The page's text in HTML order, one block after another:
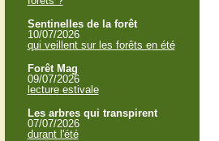
Sentinelles de la forêt
10/07/2026
qui veillent sur les forêts en été
Forêt Mag
09/07/2026
lecture estivale
Les arbres qui transpirent
07/07/2026
durant l'été